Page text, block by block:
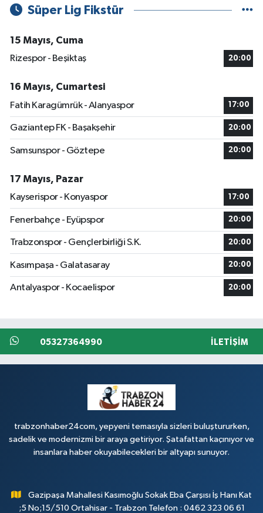
Süper Lig Fikstür
15 Mayıs, Cuma
Rizespor - Beşiktaş
20:00
16 Mayıs, Cumartesi
Fatih Karagümrük - Alanyaspor
17:00
Gaziantep FK - Başakşehir 20:00
Samsunspor - Göztepe 20:00
17 Mayıs, Pazar
Kayserispor - Konyaspor
17:00
Fenerbahçe - Eyüpspor 20:00
Trabzonspor - Gençlerbirliği S.K. 20:00
Kasımpaşa - Galatasaray 20:00
Antalyaspor - Kocaelispor 20:00
05327364990 İLETIŞIM
trabzonhaber24com, yepyeni temasıyla sizleri buluştururken,
sadelik ve modernizmi bir araya getiriyor. Şatafattan kaçınıyor ve
insanlara haber okuyabilecekleri bir altyapı sunuyor.
Gazipaşa Mahallesi Kasımoğlu Sokak Eba Çarşısı İş Hanı Kat
;5 No;15/510 Ortahisar - Trabzon Telefon : 0462 323 06 61